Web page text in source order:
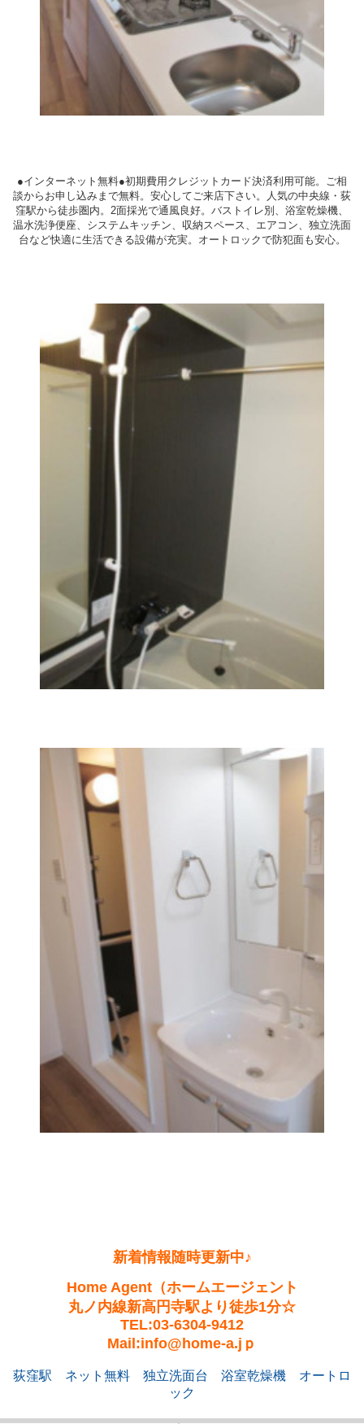
●インターネット無料●初期費用クレジットカード決済利用可能。ご相
談からお申し込みまで無料。安心してご来店下さい。人気の中央線・荻
窪駅から徒歩圏内。2面採光で通風良好。バストイレ別、浴室乾燥機、
温水洗浄便座、システムキッチン、収納スペース、エアコン、独立洗面
台など快適に生活できる設備が充実。オートロックで防犯面も安心。
新着情報随時更新中♪
Home Agent（ホームエージェント
丸ノ内線新高円寺駅より徒歩1分☆
TEL:03-6304-9412
Mail:info@home-a.jｐ
荻窪駅 ネット無料 独立洗面台 浴室乾燥機
オートロ
ック